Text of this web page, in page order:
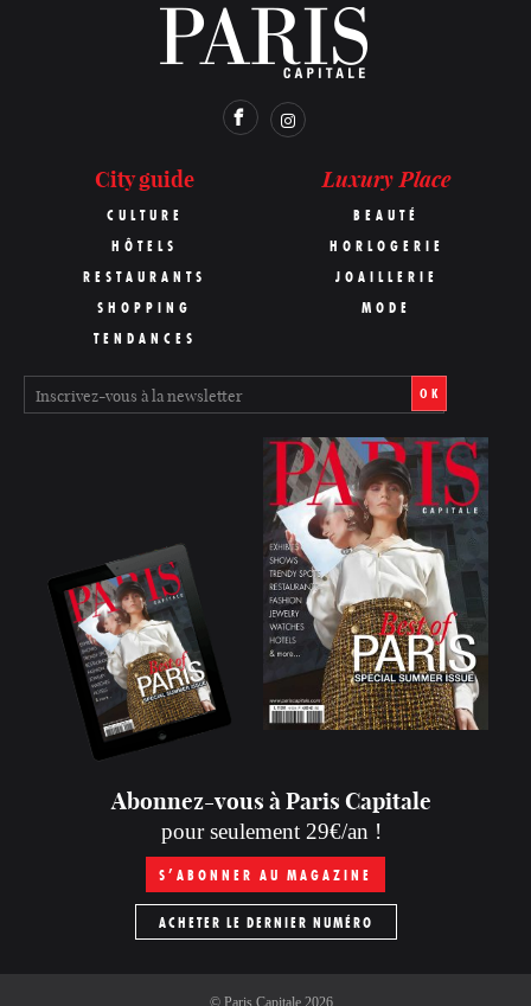
City guide
CULTURE
HÔTELS
RESTAURANTS
SHOPPING
TENDANCES
Luxury Place
BEAUTÉ
HORLOGERIE
JOAILLERIE
MODE
OK
Abonnez-vous à Paris Capitale
pour seulement 29€/an !
S’ABONNER AU MAGAZINE
ACHETER LE DERNIER NUMÉRO
© Paris Capitale2026